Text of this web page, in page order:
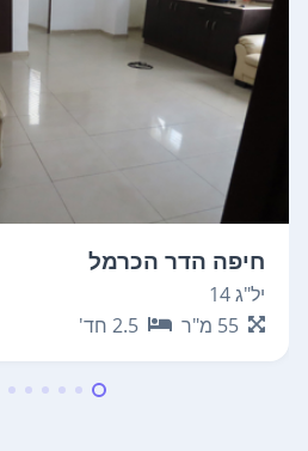
חיפה הדר הכרמל
יל"ג 14
55 מ"ר 2.5 חד'